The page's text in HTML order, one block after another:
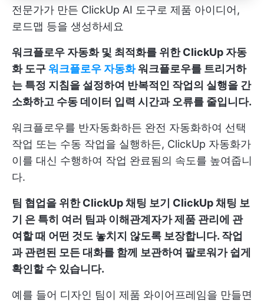
전문가가 만든 ClickUp AI 도구로 제품 아이디어,
로드맵 등을 생성하세요
워크플로우 자동화 및 최적화를 위한 ClickUp 자동
화 도구워크플로우 자동화워크플로우를 트리거하
는 특정 지침을 설정하여 반복적인 작업의 실행을 간
소화하고 수동 데이터 입력 시간과 오류를 줄입니다.
워크플로우를 반자동화하든 완전 자동화하여 선택
작업 또는 수동 작업을 실행하든, ClickUp 자동화가
이를 대신 수행하여 작업 완료됨의 속도를 높여줍니
다.
팀 협업을 위한 ClickUp 채팅 보기 ClickUp 채팅 보
기 은 특히 여러 팀과 이해관계자가 제품 관리에 관
여할 때 어떤 것도 놓치지 않도록 보장합니다. 작업
과 관련된 모든 대화를 함께 보관하여 팔로워가 쉽게
확인할 수 있습니다.
예를 들어 디자인 팀이 제품 와이어프레임을 만들면